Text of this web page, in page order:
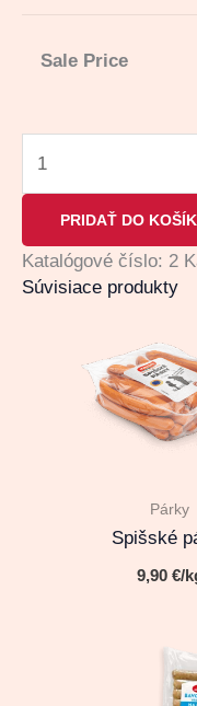
Sale Price
PRIDAŤ DO
Katalógové číslo: 2
Súvisiace produkty
Párky
Spišské
9,90 €/